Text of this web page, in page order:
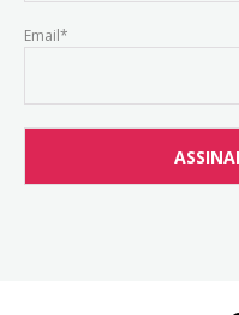
Email*